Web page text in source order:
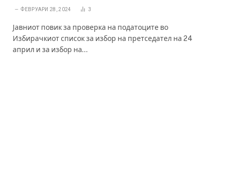
ФЕВРУАРИ 28, 2024 3
Јавниот повик за проверка на податоците во
Избирачкиот список за избор на претседател на 24
април и за избор на…